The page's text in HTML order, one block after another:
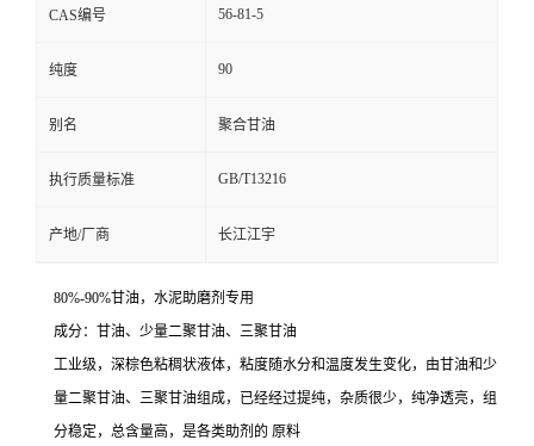
CAS编号 56-81-5
纯度 90
别名 聚合甘油
执行质量标准 GB/T13216
产地/厂商 长江江宇
80%-90%甘油，水泥助磨剂专用
成分：甘油、少量二聚甘油、三聚甘油
工业级，深棕色粘稠状液体，粘度随水分和温度发生变化，由甘油和少
量二聚甘油、三聚甘油组成，已经经过提纯，杂质很少，纯净透亮，组
分稳定，总含量高，是各类助剂的 原料